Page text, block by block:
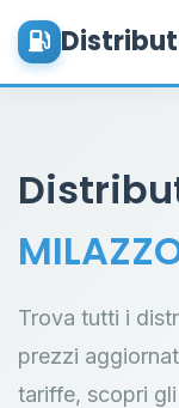
Trova tutti i
prezzi
tariffe, scopri